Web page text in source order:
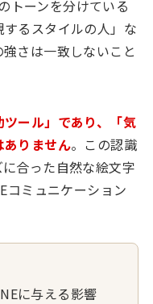
トーンを分けている
るスタイルの人」な
さは一致しないこと
ール」であり、「気
ありません。この認識
合った自然な絵文字
コミュニケーション
に与える影響